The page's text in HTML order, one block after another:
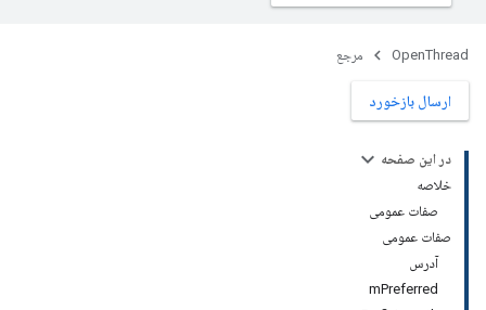
OpenThread مرجع
ارسال بازخورد
در این صفحه
خلاصه
صفات عمومی
صفات عمومی
آدرس
mPreferred